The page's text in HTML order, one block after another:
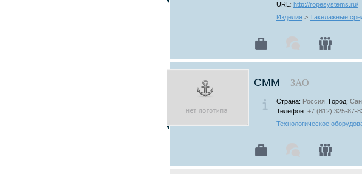
URL : http://ropesystems.ru/
Изделия > Такелажные
СММ ЗАО
Страна: Россия, Город:
Телефон: +7 (812) 325-87-
Технологическое